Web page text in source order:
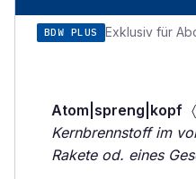
BDW PLUS Exklusiv für
Atom|spreng|kopf
Kernbrennstoff im
Rakete od. eines